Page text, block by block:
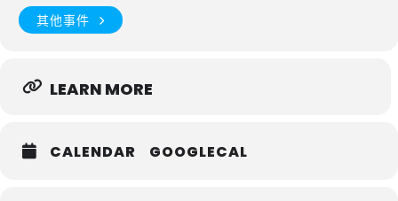
其他事件
LEARN MORE
CALENDAR GOOGLECAL